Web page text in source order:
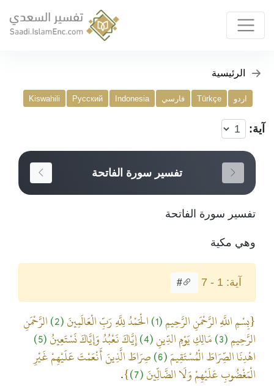
الرئيسية
اردو Türkçe فارسي Indonesia
Русский
Kiswahili
آية:
تفسير سورة الفاتحة
تفسير سورة الفاتحة
وهي مكية
آية: 1 - 7 #
{بِسْمِ اللَّهِ الرَّحْمَنِ الرَّحِيمِ(1) الْحَمْدُ لِلَّهِ رَبِّ الْعَالَمِينَ(2)
الرَّحْمَنِ
الرَّحِيمِ(3) مَالِكِ يَوْمِ الدِّينِ(4) إِيَّاكَ نَعْبُدُ وَإِيَّاكَ نَسْتَعِينُ(5)
اهْدِنَا الصِّرَاطَ الْمُسْتَقِيمَ(6)
صِرَاطَ الَّذِينَ أَنْعَمْتَ عَلَيْهِمْ غَيْرِ
الْمَغْضُوبِ عَلَيْهِمْ وَلَا الضَّالِّينَ(7)
}
.